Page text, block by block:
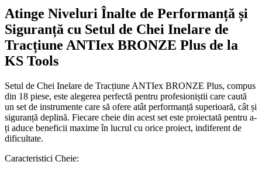
Atinge Niveluri Înalte de Performanță și
Siguranță cu Setul de Chei Inelare de
Tracțiune ANTIex BRONZE Plus de la
KS Tools
Setul de Chei Inelare de Tracțiune ANTIex BRONZE Plus, compus
din 18 piese, este alegerea perfectă pentru profesioniștii care caută
un set de instrumente care să ofere atât performanță superioară, cât și
siguranță deplină. Fiecare cheie din acest set este proiectată pentru a-
ți aduce beneficii maxime în lucrul cu orice proiect, indiferent de
dificultate.
Caracteristici Cheie: